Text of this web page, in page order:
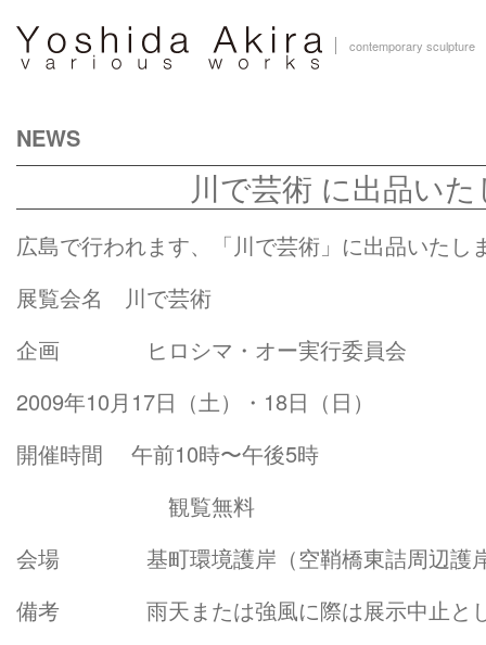
contemporary sculpture
NEWS
川で芸術 に出品い
広島で行われます、「川で芸術」に出品いたし
展覧会名 川で芸術
企画 ヒロシマ・オー実行委員会
2009年10月17日（土）・18日（日）
開催時間 午前10時〜午後5時
観覧無料
会場 基町環境護岸（空鞘橋東詰周辺護
備考 雨天または強風に際は展示中止と